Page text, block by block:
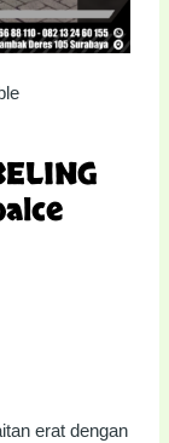
erat dengan